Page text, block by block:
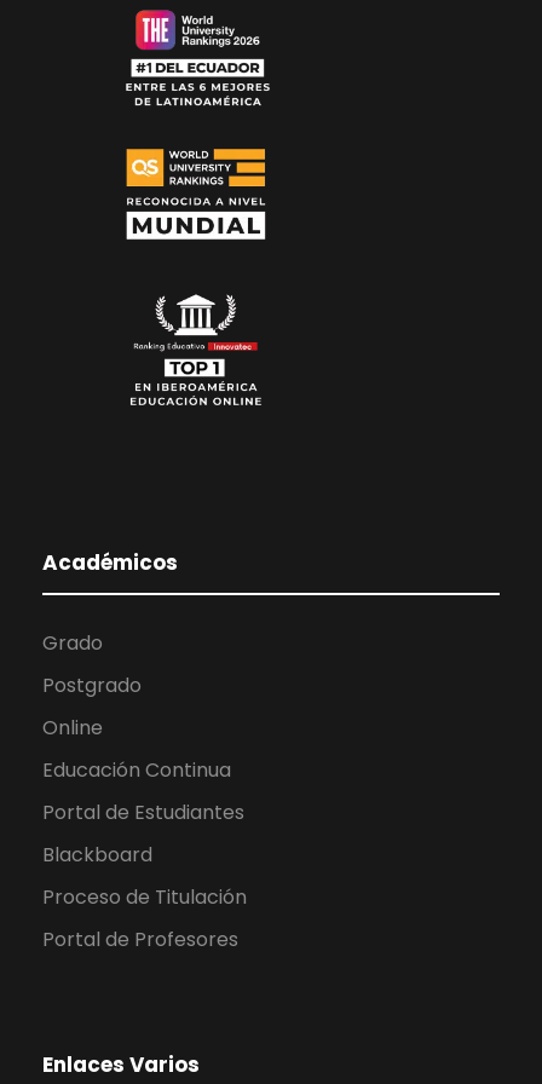
Académicos
Grado
Postgrado
Online
Educación Continua
Portal de Estudiantes
Blackboard
Proceso de Titulación
Portal de Profesores
Enlaces Varios